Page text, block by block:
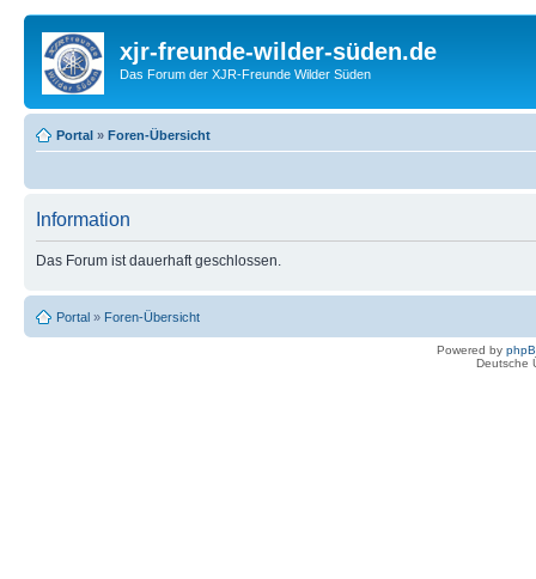
xjr-freunde-wilder-süden.de
Das Forum der XJR-Freunde Wilder Süden
Portal » Foren-Übersicht
Information
Das Forum ist dauerhaft geschlossen.
Portal » Foren-Übersicht
Powered by
Deutsche